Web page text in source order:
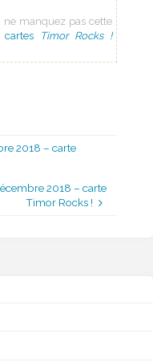
ne manquez pas cette
Timor Rocks !
2018 – carte
2018 – carte
Timor Rocks !